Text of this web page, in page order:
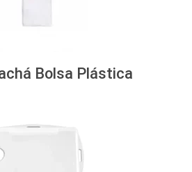
Bolsa Plástica